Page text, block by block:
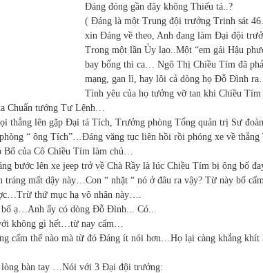
Đáng đóng gần đây không Thiếu tá..?
( Đáng là một Trung đội trưởng Trinh sát
xin Đáng về theo, Anh đang làm Đại đội
Trong một lần Ủy lạo..Một “em gái Hậu
bay bổng thi ca… Ngô Thị Chiều Tím đã
mạng, gan lì, hay lôi cả dòng họ Đỗ Đình
Tình yêu của họ tưởng vỡ tan khi Chiều
Chuẩn tướng Tư Lệnh…
thẳng lên gặp Đại tá Tích, Trưởng phòng Tổng quản trị Sư
“ ông Tích”…Đáng văng tục liên hồi rồi phóng xe về
Bố của Cô Chiều Tím làm chủ…
bước lên xe jeep trở về Chà Rầy là lúc Chiều Tím bị ông bố
tráng mất dậy này…Con “ nhặt “ nó ở đâu ra vậy? Từ này bố
thứ mục hạ vô nhân này….
ạ…Anh ấy có dòng Đỗ Đình... Có..
không gì hết…từ nay cấm…
cấm thế nào mà từ đó Đáng ít nói hơn…Họ lại càng khắng
lòng bàn tay …Nói với 3 Đại đội trưởng: